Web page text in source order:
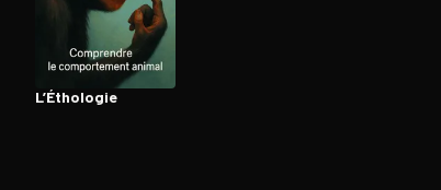
L’Éthologie